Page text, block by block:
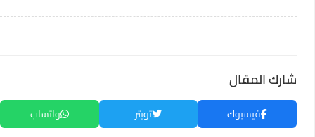
شارك المقال
فيسبوك تويتر واتساب